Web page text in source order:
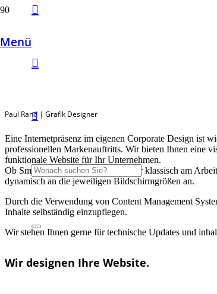
Menü
Design ist die Beziehung
zwischen Form und
Paul Rand | Grafik Designer
Eine Internetpräsenz im eigenen Corporate Design ist
professionellen Markenauftritts. Wir bieten Ihnen eine
funktionale Website für Ihr Unternehmen.
Ob Smartphone, Tablet, Laptop oder klassisch am
dynamisch an die jeweiligen Bildschirmgrößen an.
Durch die Verwendung von Content Management
Inhalte selbständig einzupflegen.
Wir stehen Ihnen gerne für technische Updates und
Wir designen Ihre Website.